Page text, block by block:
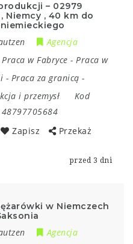
– 02979
Niemcy , 40 km do
Agencja
Praca w Fabryce - Praca w
- Praca za granicą -
i przemysł
Kod
48797705684
Zapisz Przekaż
przed 3 dni
w Niemczech
Agencja